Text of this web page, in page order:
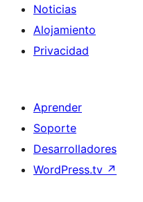
Noticias
Alojamiento
Privacidad
Aprender
Soporte
Desarrolladores
WordPress.tv ↗